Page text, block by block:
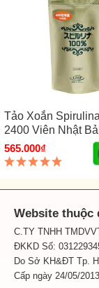
Tảo Xoắn
2400 Viên Nhật
Cấp Vitamin
565.000₫
Website thuộc
C.TY TNHH
ĐKKD Số:
Do Sở KH&ĐT Tp.
Cấp ngày 24/05/2013